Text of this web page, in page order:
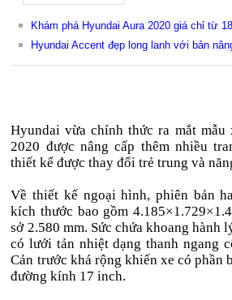
Khám phá Hyundai Aura 2020 giá chỉ từ
Hyundai Accent đẹp long lanh với bản
Hyundai vừa chính thức ra mắt mẫu
2020 được nâng cấp thêm nhiều
thiết kế được thay đổi trẻ trung và
Về thiết kế ngoại hình, phiên bản
kích thước bao gồm
sở 2.580 mm. Sức chứa khoang hành
có lưới tản nhiệt dạng thanh ngang
Cản trước khá rộng khiến xe có phần
đường kính 17 inch.